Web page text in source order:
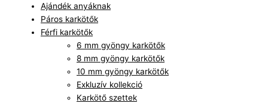
Ajándék anyáknak
Páros karkötők
Férfi karkötők
6 mm gyöngy karkötők
8 mm gyöngy karkötők
10 mm gyöngy karkötők
Exkluzív kollekció
Karkötő szettek